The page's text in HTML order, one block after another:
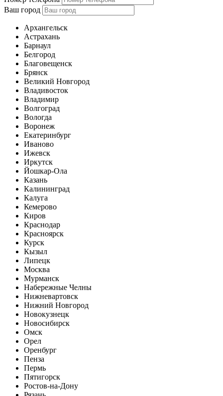
Ваш город
Архангельск
Астрахань
Барнаул
Белгород
Благовещенск
Брянск
Великий Новгород
Владивосток
Владимир
Волгоград
Вологда
Воронеж
Екатеринбург
Иваново
Ижевск
Иркутск
Йошкар-Ола
Казань
Калининград
Калуга
Кемерово
Киров
Краснодар
Красноярск
Курск
Кызыл
Липецк
Москва
Мурманск
Набережные Челны
Нижневартовск
Нижний Новгород
Новокузнецк
Новосибирск
Омск
Орел
Оренбург
Пенза
Пермь
Пятигорск
Ростов-на-Дону